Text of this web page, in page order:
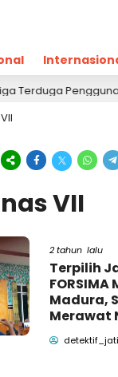
Pengguna
VII
2 tahun lalu
Terpilih
Madura,
Merawat